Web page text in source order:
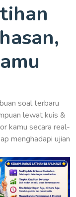
soal terbaru
lewat kuis &
kamu secara real-
menghadapi ujian